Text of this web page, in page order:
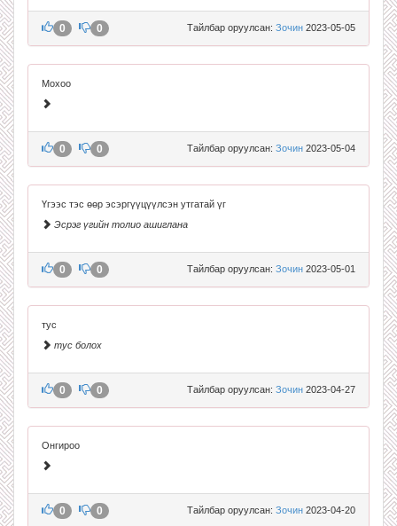
Тайлбар оруулсан: Зочин 2023-05-05
0 0
Мохоо
Тайлбар оруулсан: Зочин 2023-05-04
0 0
Үгээс тэс өөр эсэргүүцүүлсэн утгатай үг
Эсрэг үгийн толио ашиглана
Тайлбар оруулсан: Зочин 2023-05-01
0 0
тус
тус болох
Тайлбар оруулсан: Зочин 2023-04-27
0 0
Онгироо
Тайлбар оруулсан: Зочин 2023-04-20
0 0